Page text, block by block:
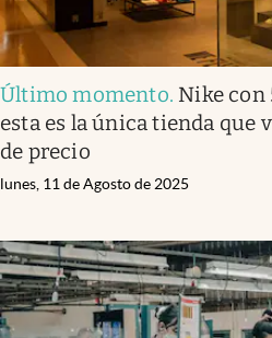
Último momento. Nike con
esta es la única tienda que
de precio
lunes, 11 de Agosto de 2025